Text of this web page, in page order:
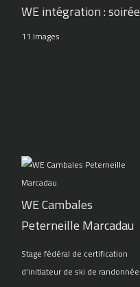
WE intégration : soirée
11 Images
WE Cambales
Peterneille Marcadau
Stage fédéral de certification
d'initiateur de ski de randonnée